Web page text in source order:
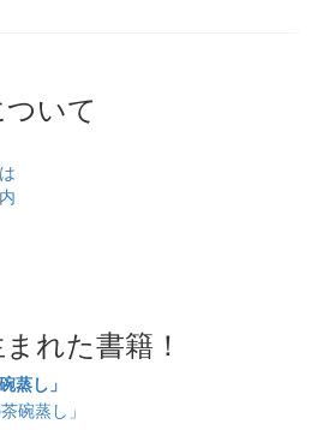
いて
れた書籍！
蒸し」